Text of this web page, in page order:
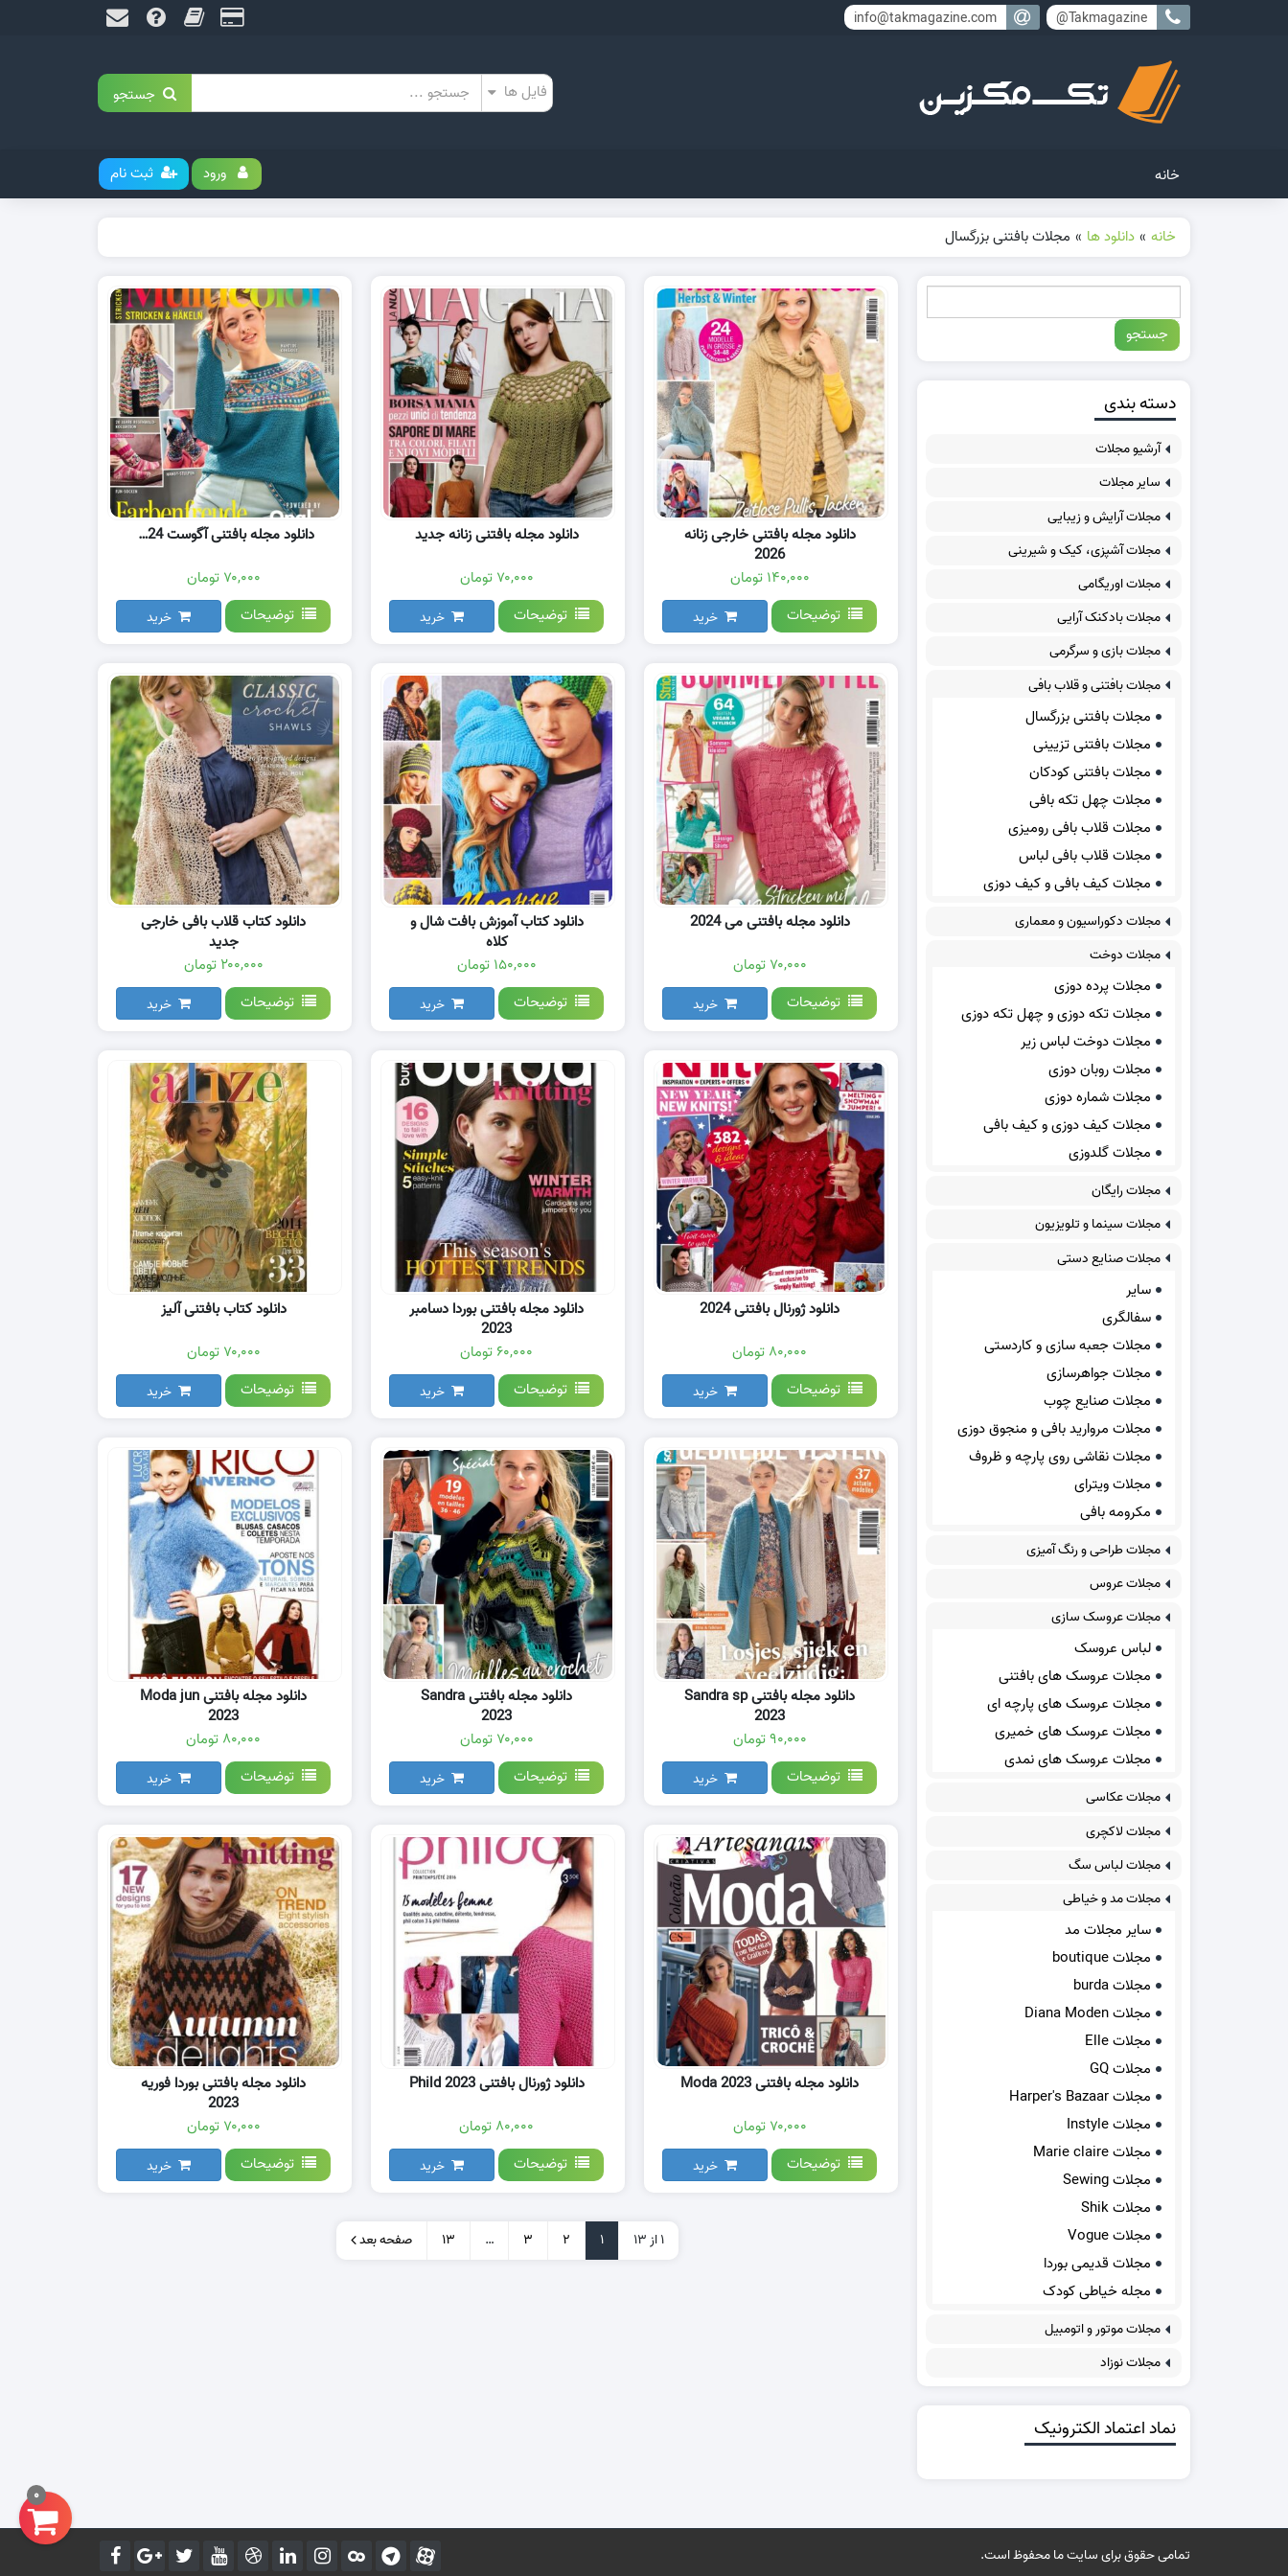
Takmagazine@
info@takmagazine.com
جستجو
خانه ورود ثبت نام
خانه » دانلود ها » مجلات بافتنی بزرگسال
دانلود مجله بافتنی خارجی زنانه
2026
۱۴۰,۰۰۰ تومان
توضیحات
خرید
دانلود مجله بافتنی زنانه جدید
۷۰,۰۰۰ تومان
توضیحات
خرید
دانلود مجله بافتنی آگوست 2024
۷۰,۰۰۰ تومان
توضیحات
خرید
دانلود مجله بافتنی می 2024
۷۰,۰۰۰ تومان
توضیحات
خرید
دانلود کتاب آموزش بافت شال و
کلاه
۱۵۰,۰۰۰ تومان
توضیحات
خرید
دانلود کتاب قلاب بافی خارجی
جدید
۲۰۰,۰۰۰ تومان
توضیحات
خرید
دانلود ژورنال بافتنی 2024
۸۰,۰۰۰ تومان
توضیحات
خرید
دانلود مجله بافتنی بوردا دسامبر
2023
۶۰,۰۰۰ تومان
توضیحات
خرید
دانلود کتاب بافتنی آلیز
۷۰,۰۰۰ تومان
توضیحات
خرید
دانلود مجله بافتنی Sandra sp
2023
۹۰,۰۰۰ تومان
توضیحات
خرید
دانلود مجله بافتنی Sandra
2023
۷۰,۰۰۰ تومان
توضیحات
خرید
دانلود مجله بافتنی Moda jun
2023
۸۰,۰۰۰ تومان
توضیحات
خرید
دانلود مجله بافتنی Moda 2023
۷۰,۰۰۰ تومان
توضیحات
خرید
دانلود ژورنال بافتنی Phild 2023
۸۰,۰۰۰ تومان
توضیحات
خرید
دانلود مجله بافتنی بوردا فوریه
2023
۷۰,۰۰۰ تومان
توضیحات
خرید
1 از 13 1
2
3
…
13 صفحه بعد
دسته بندی
آرشیو مجلات
سایر مجلات
مجلات آرایش و زیبایی
مجلات آشپزی، کیک و شیرینی
مجلات اوریگامی
مجلات بادکنک آرایی
مجلات بازی و سرگرمی
مجلات بافتنی و قلاب بافی
مجلات بافتنی بزرگسال
مجلات بافتنی تزیینی
مجلات بافتنی کودکان
مجلات چهل تکه بافی
مجلات قلاب بافی رومیزی
مجلات قلاب بافی لباس
مجلات کیف بافی و کیف دوزی
مجلات دکوراسیون و معماری
مجلات دوخت
مجلات پرده دوزی
مجلات تکه دوزی و چهل تکه دوزی
مجلات دوخت لباس زیر
مجلات روبان دوزی
مجلات شماره دوزی
مجلات کیف دوزی و کیف بافی
مجلات گلدوزی
مجلات رایگان
مجلات سینما و تلویزیون
مجلات صنایع دستی
سایر
سفالگری
مجلات جعبه سازی و کاردستی
مجلات جواهرسازی
مجلات صنایع چوب
مجلات مروارید بافی و منجوق دوزی
مجلات نقاشی روی پارچه و ظروف
مجلات ویترای
مکرومه بافی
مجلات طراحی و رنگ آمیزی
مجلات عروس
مجلات عروسک سازی
لباس عروسک
مجلات عروسک های بافتنی
مجلات عروسک های پارچه ای
مجلات عروسک های خمیری
مجلات عروسک های نمدی
مجلات عکاسی
مجلات لاکچری
مجلات لباس سگ
مجلات مد و خیاطی
سایر مجلات مد
مجلات boutique
مجلات burda
مجلات Diana Moden
مجلات Elle
مجلات GQ
مجلات Harper's Bazaar
مجلات Instyle
مجلات Marie claire
مجلات Sewing
مجلات Shik
مجلات Vogue
مجلات قدیمی بوردا
مجله خیاطی کودک
مجلات موتور و اتومبیل
مجلات نوزاد
نماد اعتماد الکترونیک
تمامی حقوق برای سایت ما محفوظ است.
0